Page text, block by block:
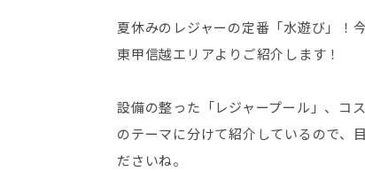
夏休みのレジャーの定番「水遊び」！
東甲信越エリアよりご紹介します！
設備の整った「レジャープール」、コ
のテーマに分けて紹介しているので、
ださいね。